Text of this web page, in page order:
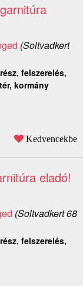
(Soltvadkert
felszerelés,
kormány
Kedvencekbe
eladó!
(Soltvadkert 68
felszerelés,